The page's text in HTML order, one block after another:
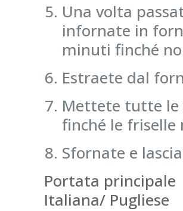
Una volta
infornate in
minuti finché
Estraete dal
Mettete tutte le
finché le
Sfornate e
Portata principale
Italiana/ Pugliese